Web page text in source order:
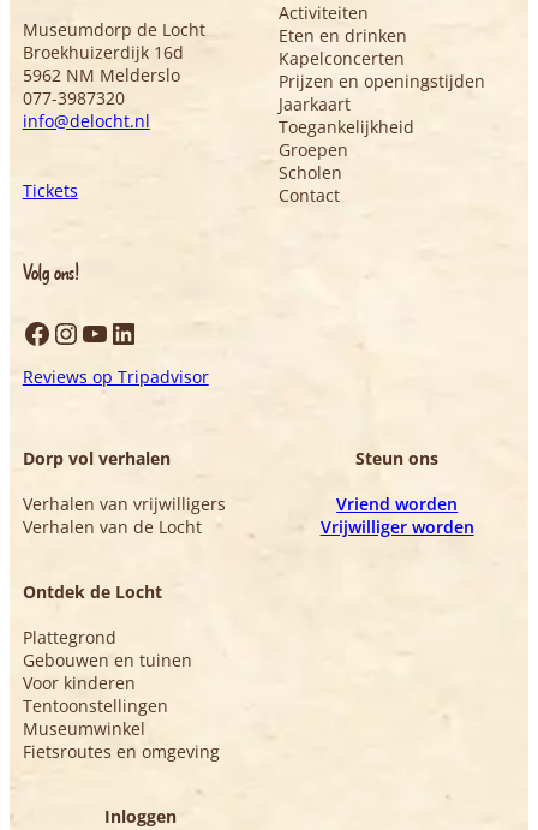
Museumdorp de Locht
Broekhuizerdijk 16d
5962 NM Melderslo
077-3987320
info@delocht.nl
Tickets
Volg ons!
Facebook
Instagram
YouTube
LinkedIn
Reviews op Tripadvisor
Activiteiten
Eten en drinken
Kapelconcerten
Prijzen en openingstijden
Jaarkaart
Toegankelijkheid
Groepen
Scholen
Contact
Dorp vol verhalen
Verhalen van vrijwilligers
Verhalen van de Locht
Ontdek de Locht
Plattegrond
Gebouwen en tuinen
Voor kinderen
Tentoonstellingen
Museumwinkel
Fietsroutes en omgeving
Steun ons
Vriend worden
Vrijwilliger worden
Inloggen